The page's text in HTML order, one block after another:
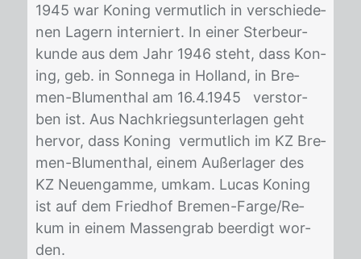
1945 war Ko­n­ing ver­mut­lich in ver­schie­de­
nen La­gern in­ter­niert. In ei­ner Ster­be­ur­
kun­de aus dem Jahr 1946 steht, dass Ko­n­
ing, geb. in Son­ne­ga in Hol­land, in Bre­
men-Blu­men­thal am 16.4.1945 ver­stor­
ben ist. Aus Nach­kriegs­un­ter­la­gen geht
her­vor, dass Ko­n­ing ver­mut­lich im KZ Bre­
men-Blu­men­thal, ei­nem Au­ßer­la­ger des
KZ Neu­eng­am­me, um­kam. Lu­cas Ko­n­ing
ist auf dem Fried­hof Bre­men-Far­ge/​Re­
kum in ei­nem Mas­sen­grab be­er­digt wor­
den.